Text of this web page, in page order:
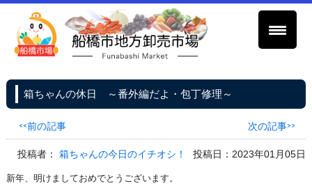
箱ちゃんの休日 ～番外編だよ・包丁修理～
<<前の記事 次の記事>>
投稿者：箱ちゃんの今日のイチオシ！ 投稿日：2023年01月05日
新年、明けましておめでとうございます。